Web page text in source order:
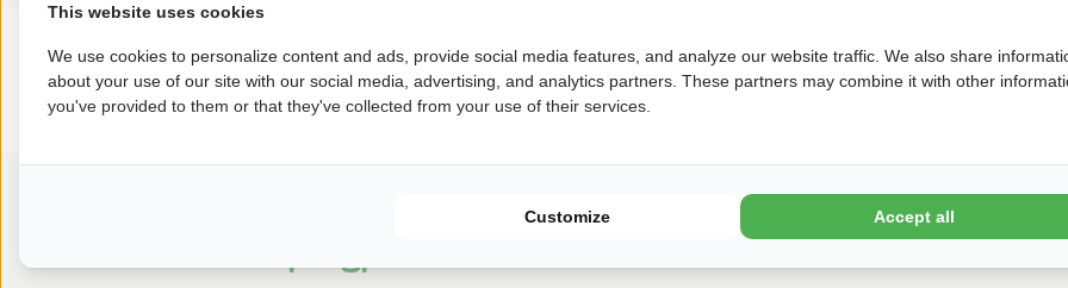
7.8
Durchschnittliche
Bewertung
Bewertung aus 4 Gästebewertungen
This website uses cookies
We use cookies to personalize content and ads, provide social media features, and analyze our website traffic. We also share
about your use of our site with our social media, advertising, and analytics partners. These partners may combine it with other
you've provided to them or that they've collected from your use of their services.
Customize Accept all